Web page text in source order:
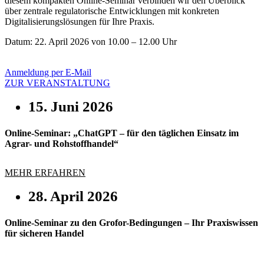
über zentrale regulatorische Entwicklungen mit konkreten
Digitalisierungslösungen für Ihre Praxis.
Datum: 22. April 2026 von 10.00 – 12.00 Uhr
Anmeldung per E-Mail
ZUR VERANSTALTUNG
15. Juni 2026
Online-Seminar: „ChatGPT – für den täglichen Einsatz im
Agrar- und Rohstoffhandel“
MEHR ERFAHREN
28. April 2026
Online-Seminar zu den Grofor-Bedingungen – Ihr Praxiswissen
für sicheren Handel